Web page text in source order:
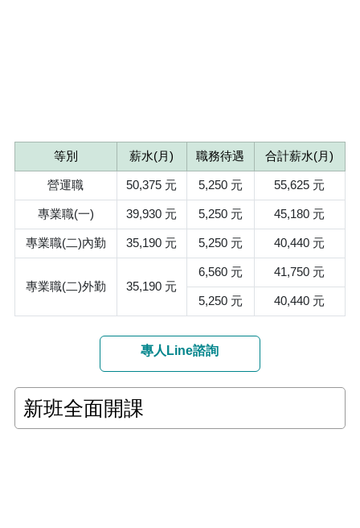
等別 薪水(月) 職務待遇 合計薪水(月)
營運職 50,375 元 5,250 元 55,625 元
專業職(一) 39,930 元 5,250 元 45,180 元
專業職(二)內勤 35,190 元 5,250 元 40,440 元
專業職(二)外勤 35,190 元
6,560 元 41,750 元
5,250 元 40,440 元
專人Line諮詢
新班全面開課